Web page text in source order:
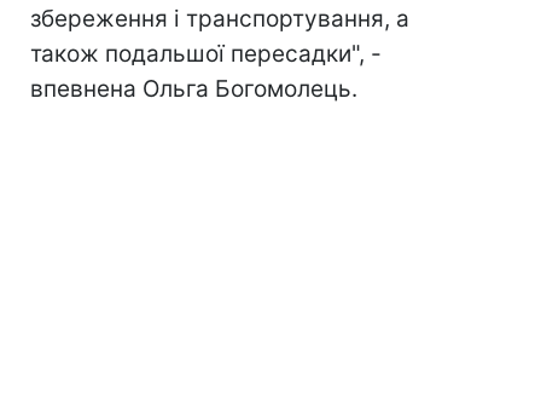
збереження і транспортування, а
також подальшої пересадки", -
впевнена Ольга Богомолець.